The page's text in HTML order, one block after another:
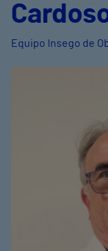
Equipo Insego de